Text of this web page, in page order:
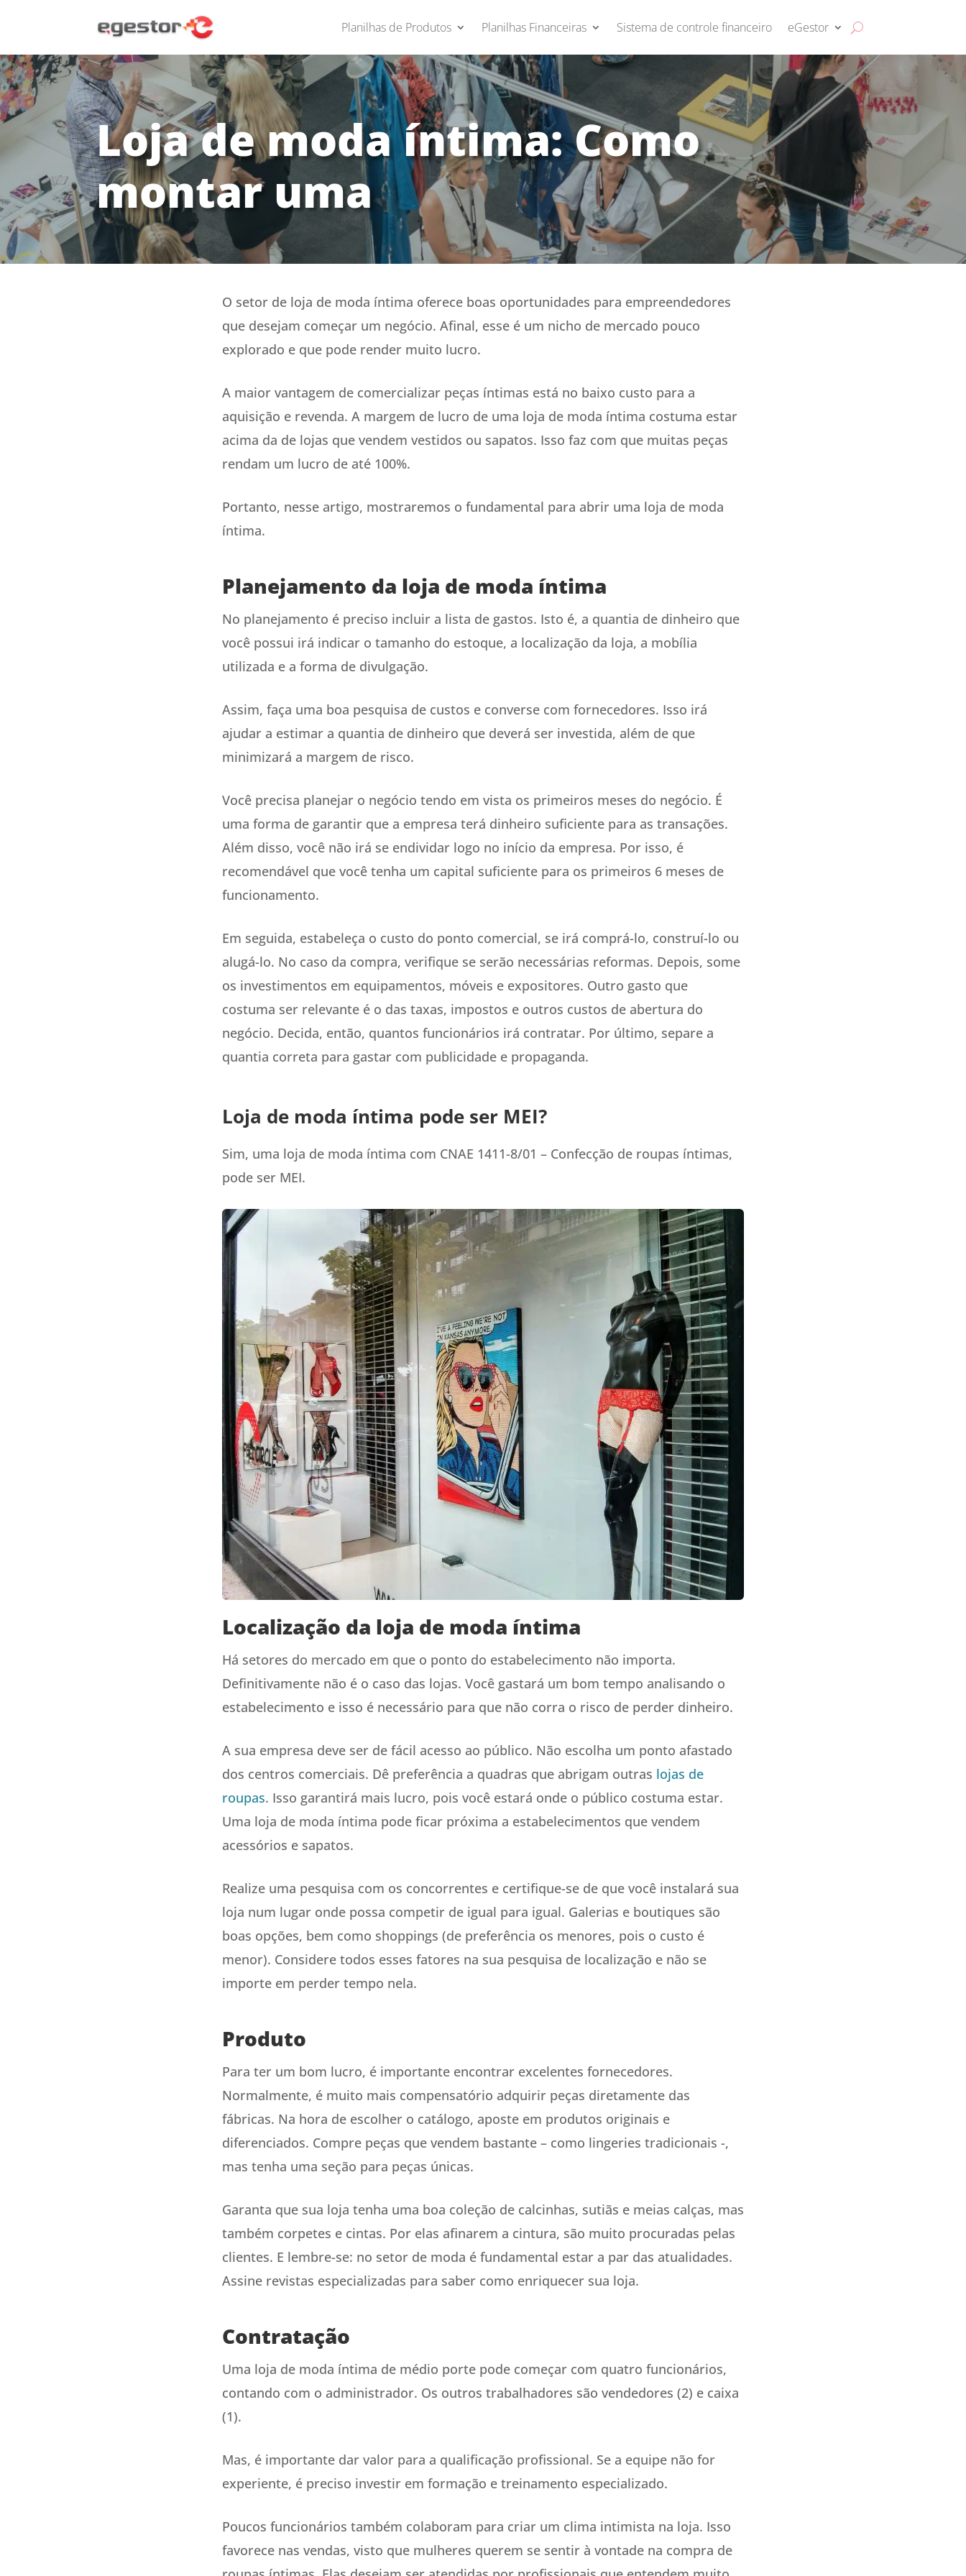
Planilhas de Produtos Planilhas Financeiras Sistema de controle financeiro eGestor
Loja de moda íntima: Como
montar uma
O setor de loja de moda íntima oferece boas oportunidades para empreendedores
que desejam começar um negócio. Afinal, esse é um nicho de mercado pouco
explorado e que pode render muito lucro.
A maior vantagem de comercializar peças íntimas está no baixo custo para a
aquisição e revenda. A margem de lucro de uma loja de moda íntima costuma estar
acima da de lojas que vendem vestidos ou sapatos. Isso faz com que muitas peças
rendam um lucro de até 100%.
Portanto, nesse artigo, mostraremos o fundamental para abrir uma loja de moda
íntima.
Planejamento da loja de moda íntima
No planejamento é preciso incluir a lista de gastos. Isto é, a quantia de dinheiro que
você possui irá indicar o tamanho do estoque, a localização da loja, a mobília
utilizada e a forma de divulgação.
Assim, faça uma boa pesquisa de custos e converse com fornecedores. Isso irá
ajudar a estimar a quantia de dinheiro que deverá ser investida, além de que
minimizará a margem de risco.
Você precisa planejar o negócio tendo em vista os primeiros meses do negócio. É
uma forma de garantir que a empresa terá dinheiro suficiente para as transações.
Além disso, você não irá se endividar logo no início da empresa. Por isso, é
recomendável que você tenha um capital suficiente para os primeiros 6 meses de
funcionamento.
Em seguida, estabeleça o custo do ponto comercial, se irá comprá-lo, construí-lo ou
alugá-lo. No caso da compra, verifique se serão necessárias reformas. Depois, some
os investimentos em equipamentos, móveis e expositores. Outro gasto que
costuma ser relevante é o das taxas, impostos e outros custos de abertura do
negócio. Decida, então, quantos funcionários irá contratar. Por último, separe a
quantia correta para gastar com publicidade e propaganda.
Loja de moda íntima pode ser MEI?
Sim, uma loja de moda íntima com CNAE 1411-8/01 – Confecção de roupas íntimas,
pode ser MEI.
Localização da loja de moda íntima
Há setores do mercado em que o ponto do estabelecimento não importa.
Definitivamente não é o caso das lojas. Você gastará um bom tempo analisando o
estabelecimento e isso é necessário para que não corra o risco de perder dinheiro.
A sua empresa deve ser de fácil acesso ao público. Não escolha um ponto afastado
dos centros comerciais. Dê preferência a quadras que abrigam outras lojas de
roupas. Isso garantirá mais lucro, pois você estará onde o público costuma estar.
Uma loja de moda íntima pode ficar próxima a estabelecimentos que vendem
acessórios e sapatos.
Realize uma pesquisa com os concorrentes e certifique-se de que você instalará sua
loja num lugar onde possa competir de igual para igual. Galerias e boutiques são
boas opções, bem como shoppings (de preferência os menores, pois o custo é
menor). Considere todos esses fatores na sua pesquisa de localização e não se
importe em perder tempo nela.
Produto
Para ter um bom lucro, é importante encontrar excelentes fornecedores.
Normalmente, é muito mais compensatório adquirir peças diretamente das
fábricas. Na hora de escolher o catálogo, aposte em produtos originais e
diferenciados. Compre peças que vendem bastante – como lingeries tradicionais -,
mas tenha uma seção para peças únicas.
Garanta que sua loja tenha uma boa coleção de calcinhas, sutiãs e meias calças, mas
também corpetes e cintas. Por elas afinarem a cintura, são muito procuradas pelas
clientes. E lembre-se: no setor de moda é fundamental estar a par das atualidades.
Assine revistas especializadas para saber como enriquecer sua loja.
Contratação
Uma loja de moda íntima de médio porte pode começar com quatro funcionários,
contando com o administrador. Os outros trabalhadores são vendedores (2) e caixa
(1).
Mas, é importante dar valor para a qualificação profissional. Se a equipe não for
experiente, é preciso investir em formação e treinamento especializado.
Poucos funcionários também colaboram para criar um clima intimista na loja. Isso
favorece nas vendas, visto que mulheres querem se sentir à vontade na compra de